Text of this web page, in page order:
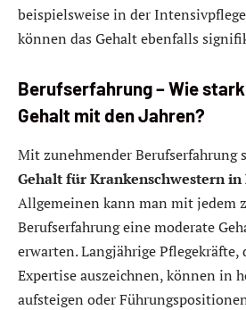
beispielsweise in der
können das Gehalt ebenfalls
Berufserfahrung – Wie
Gehalt mit den Jahren?
Mit zunehmender Berufserfahrung
Gehalt für Krankenschwestern
Allgemeinen kann man mit jedem
Berufserfahrung eine moderate
erwarten. Langjährige Pflegekräfte,
Expertise auszeichnen, können in
aufsteigen oder